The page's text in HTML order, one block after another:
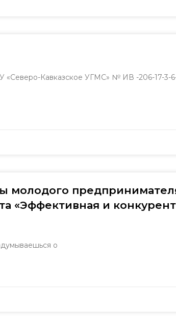
Кавказское УГМС» № ИВ -206-17-3-
молодого
«Эффективная и
о